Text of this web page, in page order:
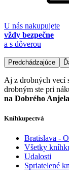
U nás nakupujete
vždy bezpečne
a s dôverou
Predchádzajúce
Aj z drobných vecí
drobným ste pri
na Dobrého Anjela
Kníhkupectvá
Bratislava -
Všetky
Udalosti
Spriatelené